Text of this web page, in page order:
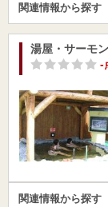
関連情報から探す
湯屋・サーモン
-
関連情報から探す